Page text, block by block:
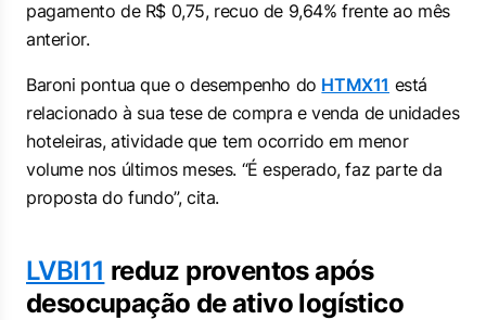
pagamento de R$ 0,75, recuo de 9,64% frente ao mês
anterior.
Baroni pontua que o desempenho do HTMX11 está
relacionado à sua tese de compra e venda de unidades
hoteleiras, atividade que tem ocorrido em menor
volume nos últimos meses. “É esperado, faz parte da
proposta do fundo”, cita.
LVBI11 reduz proventos após
desocupação de ativo logístico